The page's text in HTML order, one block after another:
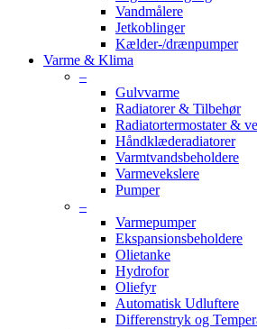
Vandmålere
Jetkoblinger
Kælder-/drænpumper
Varme & Klima
–
Gulvvarme
Radiatorer & Tilbehør
Radiatortermostater &
Håndklæderadiatorer
Varmtvandsbeholdere
Varmevekslere
Pumper
–
Varmepumper
Ekspansionsbeholdere
Olietanke
Hydrofor
Oliefyr
Automatisk Udluftere
Differenstryk og